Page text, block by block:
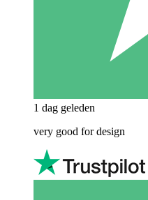
1 dag geleden
very good for design